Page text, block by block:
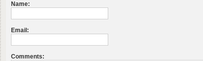
Name:
Email:
Comments: